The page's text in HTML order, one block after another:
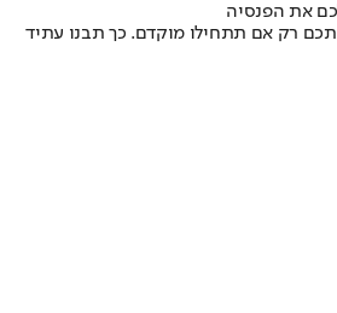
את הפנסיה
רק אם תתחילו מוקדם. כך תבנו עתיד